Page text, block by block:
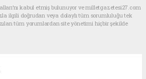
kabul etmiş bulunuyor ve milletgazetesi27.com
ilgili doğrudan veya dolaylı tüm sorumluluğu tek
tüm yorumlardan site yönetimi hiçbir şekilde